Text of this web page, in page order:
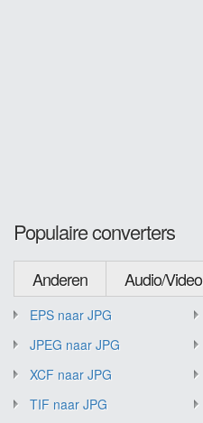
Populaire converters
Anderen Audio/Video
EPS naar JPG
JPEG naar JPG
XCF naar JPG
TIF naar JPG